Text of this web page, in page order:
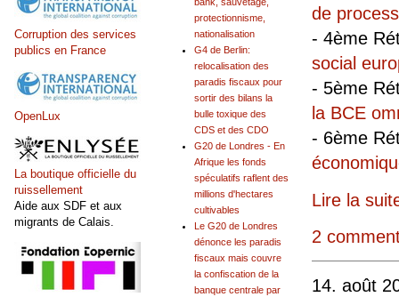
de
- 4ème
social
- 5ème
la BCE
- 6ème
Lire la
2
14. août
protectionnisme,
nationalisation
G4 de Berlin:
relocalisation des
paradis fiscaux pour
sortir des bilans la
bulle toxique des
CDS et des CDO
G20 de Londres - En
Afrique les fonds
spéculatifs raflent des
millions d'hectares
cultivables
Le G20 de Londres
dénonce les paradis
fiscaux mais couvre
la confiscation de la
banque centrale par
Corruption des services
publics en France
OpenLux
La boutique officielle du
ruissellement
Aide aux SDF et aux
migrants de Calais.